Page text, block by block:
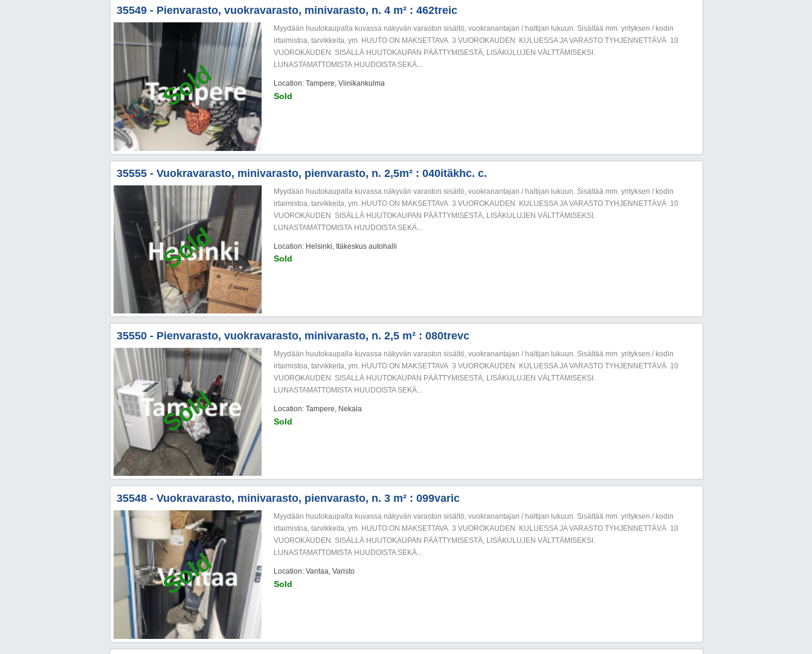
35549 - Pienvarasto, vuokravarasto, minivarasto, n. 4 m² : 462treic
Sold
Myydään huutokaupalla kuvassa näkyvän varaston sisältö, vuokranantajan / haltijan lukuun. Sisältää mm. yrityksen / kodin
irtaimistoa, tarvikkeita, ym. HUUTO ON MAKSETTAVA 3 VUOROKAUDEN KULUESSA JA VARASTO TYHJENNETTÄVÄ 10
VUOROKAUDEN SISÄLLÄ HUUTOKAUPAN PÄÄTTYMISESTÄ, LISÄKULUJEN VÄLTTÄMISEKSI.
LUNASTAMATTOMISTA HUUDOISTA SEKÄ...
Location: Tampere, Viinikankulma
Sold
35555 - Vuokravarasto, minivarasto, pienvarasto, n. 2,5m² : 040itäkhc. c.
Sold
Myydään huutokaupalla kuvassa näkyvän varaston sisältö, vuokranantajan / haltijan lukuun. Sisältää mm. yrityksen / kodin
irtaimistoa, tarvikkeita, ym. HUUTO ON MAKSETTAVA 3 VUOROKAUDEN KULUESSA JA VARASTO TYHJENNETTÄVÄ 10
VUOROKAUDEN SISÄLLÄ HUUTOKAUPAN PÄÄTTYMISESTÄ, LISÄKULUJEN VÄLTTÄMISEKSI.
LUNASTAMATTOMISTA HUUDOISTA SEKÄ...
Location: Helsinki, Itäkeskus autohalli
Sold
35550 - Pienvarasto, vuokravarasto, minivarasto, n. 2,5 m² : 080trevc
Sold
Myydään huutokaupalla kuvassa näkyvän varaston sisältö, vuokranantajan / haltijan lukuun. Sisältää mm. yrityksen / kodin
irtaimistoa, tarvikkeita, ym. HUUTO ON MAKSETTAVA 3 VUOROKAUDEN KULUESSA JA VARASTO TYHJENNETTÄVÄ 10
VUOROKAUDEN SISÄLLÄ HUUTOKAUPAN PÄÄTTYMISESTÄ, LISÄKULUJEN VÄLTTÄMISEKSI.
LUNASTAMATTOMISTA HUUDOISTA SEKÄ...
Location: Tampere, Nekala
Sold
35548 - Vuokravarasto, minivarasto, pienvarasto, n. 3 m² : 099varic
Sold
Myydään huutokaupalla kuvassa näkyvän varaston sisältö, vuokranantajan / haltijan lukuun. Sisältää mm. yrityksen / kodin
irtaimistoa, tarvikkeita, ym. HUUTO ON MAKSETTAVA 3 VUOROKAUDEN KULUESSA JA VARASTO TYHJENNETTÄVÄ 10
VUOROKAUDEN SISÄLLÄ HUUTOKAUPAN PÄÄTTYMISESTÄ, LISÄKULUJEN VÄLTTÄMISEKSI.
LUNASTAMATTOMISTA HUUDOISTA SEKÄ...
Location: Vantaa, Varisto
Sold